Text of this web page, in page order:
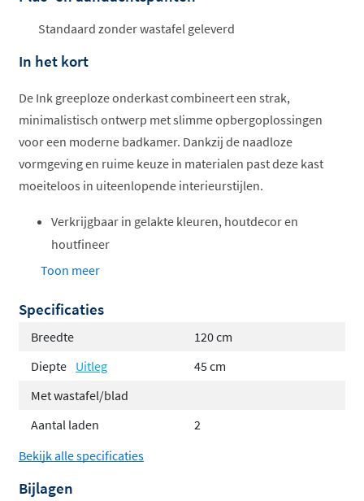
Standaard zonder wastafel geleverd
In het kort
De Ink greeploze onderkast combineert een strak,
minimalistisch ontwerp met slimme opbergoplossingen
voor een moderne badkamer. Dankzij de naadloze
vormgeving en ruime keuze in materialen past deze kast
moeiteloos in uiteenlopende interieurstijlen.
Verkrijgbaar in gelakte kleuren, houtdecor en
houtfineer
Standaard geleverd met meubelsifon
metalen binnenbakken
Keuze uit één of twee lades; bij tweeladesopties
ook verkrijgbaar als asymmetrische variant met
Optioneel met LED-ladeverlichting, intern
stopcontact met USB of ladeverdelingsset
Leverbaar in 60, 70, 80, 90, 100 en 120 cm (grotere
Toon meer
Specificaties
Breedte
120 cm
Diepte Uitleg
45 cm
Met wastafel/blad
Aantal laden
2
Bekijk alle specificaties
Bijlagen